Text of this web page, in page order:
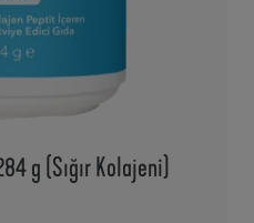
g (Sığır Kolajeni)